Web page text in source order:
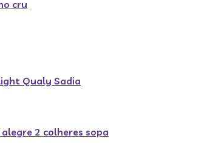
cru
Qualy Sadia
2 colheres sopa